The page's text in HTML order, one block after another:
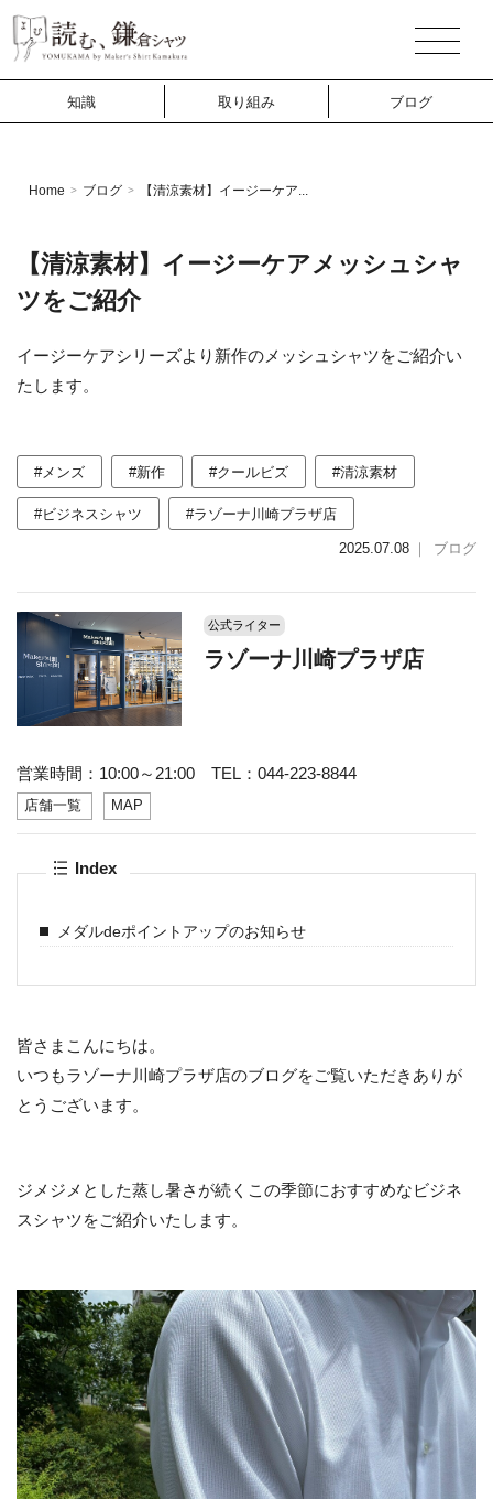
知識 取り組み ブログ
Home > ブログ > 【清涼素材】イージーケア...
【清涼素材】イージーケアメッシュシャ
ツをご紹介
イージーケアシリーズより新作のメッシュシャツをご紹介い
たします。
#メンズ #新作 #クールビズ #清涼素材
#ビジネスシャツ #ラゾーナ川崎プラザ店
2025.07.08 ｜ ブログ
公式ライター
ラゾーナ川崎プラザ店
営業時間：10:00～21:00 TEL：044-223-8844
店舗一覧 MAP
Index
メダルdeポイントアップのお知らせ
皆さまこんにちは。
いつもラゾーナ川崎プラザ店のブログをご覧いただきありが
とうございます。
ジメジメとした蒸し暑さが続くこの季節におすすめなビジネ
スシャツをご紹介いたします。